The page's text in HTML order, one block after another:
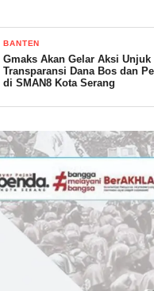
cuma gaji Rp 2.5jt hingga
perhatian dan
kota Cilegon James M.
sesuai ketentuan UMK
2025 sebesar Rp
menjadi rekanan dari PT.
memberikan Hak yang
tahun,” Paparnya
BANTEN
Gmaks Akan Gelar Aksi Unjuk
Transparansi Dana Bos dan
di SMAN8 Kota Serang